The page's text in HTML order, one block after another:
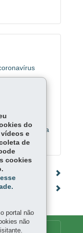
dúvidas mais
19)
de
da Secretaria
do
e
de
cookies
portal não
não